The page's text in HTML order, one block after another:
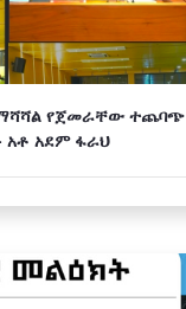
የጀመራቸው ተጨባጭ
አደም ፋራህ